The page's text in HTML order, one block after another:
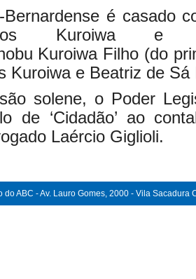
é casado
Kuroiwa e
Kuroiwa Filho (do
Kuroiwa e Beatriz de
solene, o Poder
de ‘Cidadão’ ao
Laércio Giglioli.
ABC - Av. Lauro Gomes, 2000 - Vila